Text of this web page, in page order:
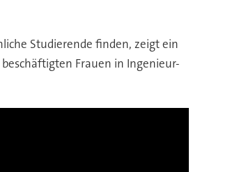
Studierende finden, zeigt ein
Frauen in Ingenieur-